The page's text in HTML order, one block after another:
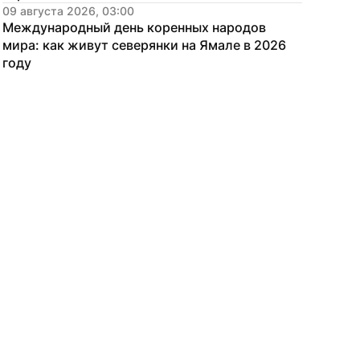
09 августа 2026, 03:00
Международный день коренных народов
мира: как живут северянки на Ямале в 2026
году